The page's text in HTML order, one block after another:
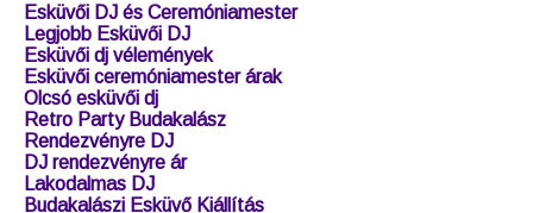
Esküvői DJ és Ceremóniamester
Legjobb Esküvői DJ
Esküvői dj vélemények
Esküvői ceremóniamester árak
Olcsó esküvői dj
Retro Party Budakalász
Rendezvényre DJ
DJ rendezvényre ár
Lakodalmas DJ
Budakalászi Esküvő Kiállítás